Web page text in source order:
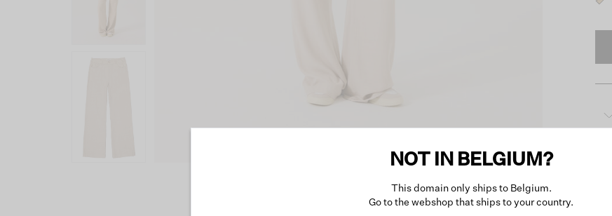
NOT IN BELGIUM?
This domain only ships to Belgium.
Go to the webshop that ships to your country.